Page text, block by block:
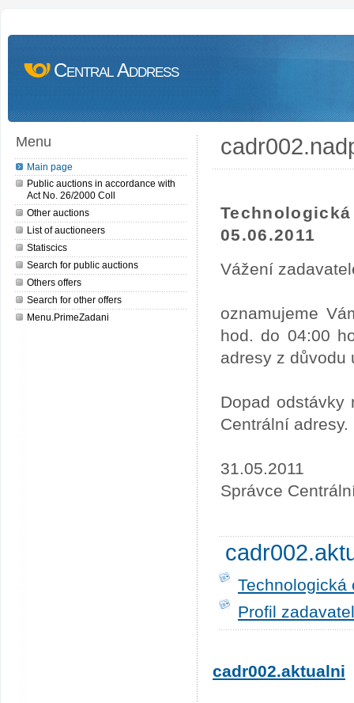
Central Address
Menu
Main page
Public auctions in accordance with
Act No. 26/2000 Coll
Other auctions
List of auctioneers
Statiscics
Search for public auctions
Others offers
Search for other offers
Menu.PrimeZadani
05.06.2011
Vážení
oznamujeme
hod. do 04:00
adresy z důvodu
Dopad odstávky
Centrální adresy.
31.05.2011
Správce
Technologická
Profil
cadr002.aktualni